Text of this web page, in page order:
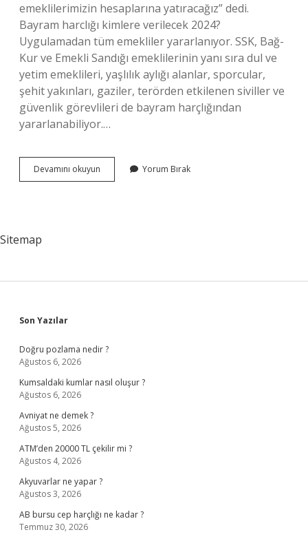
emeklilerimizin hesaplarına yatıracağız” dedi.
Bayram harclığı kimlere verilecek 2024?
Uygulamadan tüm emekliler yararlanıyor. SSK, Bağ-
Kur ve Emekli Sandığı emeklilerinin yanı sıra dul ve
yetim emeklileri, yaşlılık aylığı alanlar, sporcular,
şehit yakınları, gaziler, terörden etkilenen siviller ve
güvenlik görevlileri de bayram harçlığından
yararlanabiliyor.…
Devamını okuyun
Harçlığı
Yorum Bırak
Sitemap
Sidebar
Son Yazılar
Doğru pozlama nedir ?
Ağustos 6, 2026
Kumsaldaki kumlar nasıl oluşur ?
Ağustos 6, 2026
Avniyat ne demek ?
Ağustos 5, 2026
ATM’den 20000 TL çekilir mi ?
Ağustos 4, 2026
Akyuvarlar ne yapar ?
Ağustos 3, 2026
AB bursu cep harçlığı ne kadar ?
Temmuz 30, 2026